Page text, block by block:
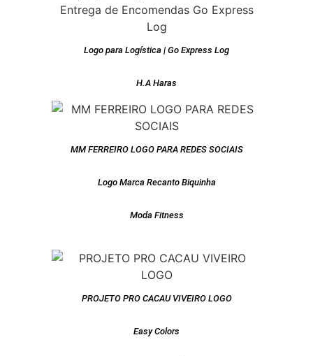
Logo para Logística | Go Express Log
H.A Haras
MM FERREIRO LOGO PARA REDES SOCIAIS
Logo Marca Recanto Biquinha
Moda Fitness
PROJETO PRO CACAU VIVEIRO LOGO
Easy Colors